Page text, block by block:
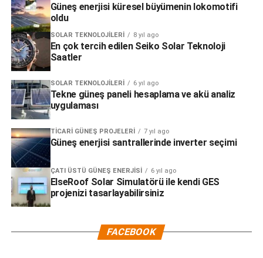
Güneş enerjisi küresel büyümenin lokomotifi
oldu
SOLAR TEKNOLOJILERI 8 yıl ago
En çok tercih edilen Seiko Solar Teknoloji
Saatler
SOLAR TEKNOLOJILERI 6 yıl ago
Tekne güneş paneli hesaplama ve akü analiz
uygulaması
TICARI GÜNEŞ PROJELERI 7 yıl ago
Güneş enerjisi santrallerinde inverter seçimi
ÇATI ÜSTÜ GÜNEŞ ENERJISI 6 yıl ago
ElseRoof Solar Simulatörü ile kendi GES
projenizi tasarlayabilirsiniz
FACEBOOK